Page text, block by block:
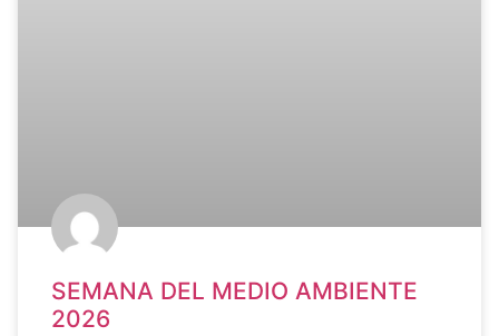
SEMANA DEL MEDIO AMBIENTE
2026